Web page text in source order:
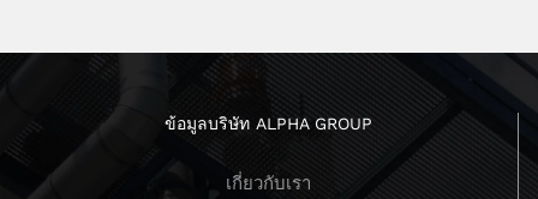
ข้อมูลบริษัท ALPHA GROUP
เกี่ยวกับเรา